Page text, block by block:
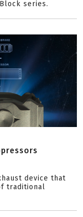
series.
device that
traditional